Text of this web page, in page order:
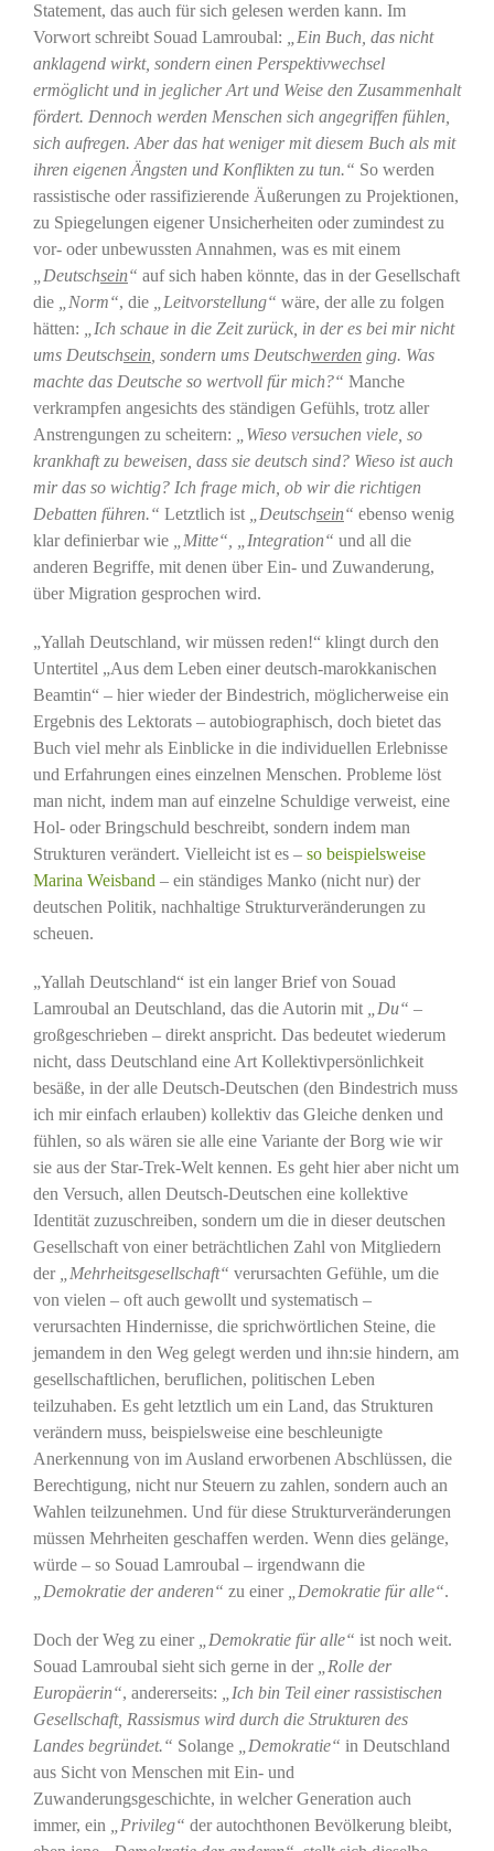
Statement, das auch für sich gelesen werden kann. Im
Vorwort schreibt Souad Lamroubal:
„Ein Buch, das nicht
anklagend wirkt, sondern einen Perspektivwechsel
ermöglicht und in jeglicher Art und Weise den Zusammenhalt
fördert. Dennoch werden Menschen sich angegriffen fühlen,
sich aufregen. Aber das hat weniger mit diesem Buch als mit
ihren eigenen Ängsten und Konflikten zu tun.“ So werden
rassistische oder rassifizierende Äußerungen zu Projektionen,
zu Spiegelungen eigener Unsicherheiten oder zumindest zu
vor- oder unbewussten Annahmen, was es mit einem
„Deutschsein“ auf sich haben könnte, das in der Gesellschaft
die
„Norm“, die „Leitvorstellung“ wäre, der alle zu folgen
hätten:
„Ich schaue in die Zeit zurück, in der es bei mir nicht
ums Deutschsein , sondern ums Deutschwerden ging. Was
machte das Deutsche so wertvoll für mich?“ Manche
verkrampfen angesichts des ständigen Gefühls, trotz aller
Anstrengungen zu scheitern:
„Wieso versuchen viele, so
krankhaft zu beweisen, dass sie deutsch sind? Wieso ist auch
mir das so wichtig? Ich frage mich, ob wir die richtigen
Debatten führen.“ Letztlich ist „Deutschsein“ ebenso wenig
klar definierbar wie
„Mitte“, „Integration“ und all die
anderen Begriffe, mit denen über Ein- und Zuwanderung,
über Migration gesprochen wird.
„Yallah Deutschland, wir müssen reden!“ klingt durch den
Untertitel „Aus dem Leben einer deutsch-marokkanischen
Beamtin“ – hier wieder der Bindestrich, möglicherweise ein
Ergebnis des Lektorats – autobiographisch, doch bietet das
Buch viel mehr als Einblicke in die individuellen Erlebnisse
und Erfahrungen eines einzelnen Menschen. Probleme löst
man nicht, indem man auf einzelne Schuldige verweist, eine
Hol- oder Bringschuld beschreibt, sondern indem man
Strukturen verändert. Vielleicht ist es – so beispielsweise
Marina Weisband – ein ständiges Manko (nicht nur) der
deutschen Politik, nachhaltige Strukturveränderungen zu
scheuen.
„Yallah Deutschland“ ist ein langer Brief von Souad
Lamroubal an Deutschland, das die Autorin mit
„Du“ –
großgeschrieben – direkt anspricht. Das bedeutet wiederum
nicht, dass Deutschland eine Art Kollektivpersönlichkeit
besäße, in der alle Deutsch-Deutschen (den Bindestrich muss
ich mir einfach erlauben) kollektiv das Gleiche denken und
fühlen, so als wären sie alle eine Variante der Borg wie wir
sie aus der Star-Trek-Welt kennen. Es geht hier aber nicht um
den Versuch, allen Deutsch-Deutschen eine kollektive
Identität zuzuschreiben, sondern um die in dieser deutschen
Gesellschaft von einer beträchtlichen Zahl von Mitgliedern
der
„Mehrheitsgesellschaft“ verursachten Gefühle, um die
von vielen – oft auch gewollt und systematisch –
verursachten Hindernisse, die sprichwörtlichen Steine, die
jemandem in den Weg gelegt werden und ihn:sie hindern, am
gesellschaftlichen, beruflichen, politischen Leben
teilzuhaben. Es geht letztlich um ein Land, das Strukturen
verändern muss, beispielsweise eine beschleunigte
Anerkennung von im Ausland erworbenen Abschlüssen, die
Berechtigung, nicht nur Steuern zu zahlen, sondern auch an
Wahlen teilzunehmen. Und für diese Strukturveränderungen
müssen Mehrheiten geschaffen werden. Wenn dies gelänge,
würde – so Souad Lamroubal – irgendwann die
„Demokratie der anderen“ zu einer „Demokratie für alle“.
Doch der Weg zu einer „Demokratie für alle“ ist noch weit.
Souad Lamroubal sieht sich gerne in der
„Rolle der
Europäerin“, andererseits:
„Ich bin Teil einer rassistischen
Gesellschaft, Rassismus wird durch die Strukturen des
Landes begründet.“ Solange „Demokratie“ in Deutschland
aus Sicht von Menschen mit Ein- und
Zuwanderungsgeschichte, in welcher Generation auch
immer, ein
„Privileg“ der autochthonen Bevölkerung bleibt,